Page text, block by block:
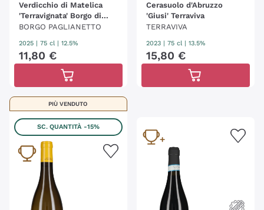
Verdicchio di Matelica
'Terravignata' Borgo di
Paglianetto
BORGO PAGLIANETTO
2025 75 cl | 12.5%
11,80 €
Cerasuolo d'Abruzzo
'Giusi' Terraviva
TERRAVIVA
2023 75 cl | 13.5%
15,80 €
PIÙ VENDUTO
SC. QUANTITÀ -15%